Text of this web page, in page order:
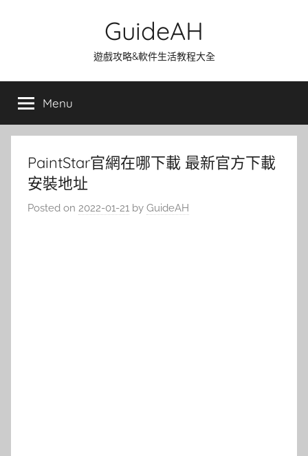
GuideAH
遊戲攻略&軟件生活教程大全
Menu
PaintStar官網在哪下載 最新官方下載
安裝地址
Posted on 2022-01-21 by GuideAH